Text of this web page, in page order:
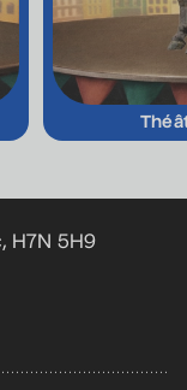
30
00
H7N 5H9